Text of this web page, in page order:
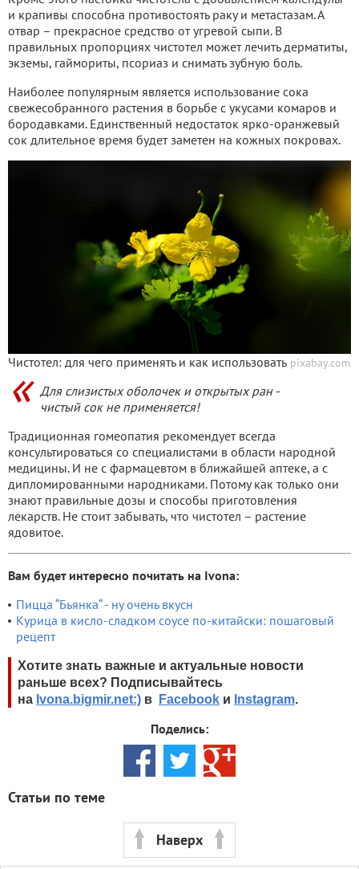
и крапивы способна противостоять раку и метастазам. А
отвар – прекрасное средство от угревой сыпи. В
правильных пропорциях чистотел может лечить дерматиты,
экземы, гаймориты, псориаз и снимать зубную боль.
Наиболее популярным является использование сока
свежесобранного растения в борьбе с укусами комаров и
бородавками. Единственный недостаток ярко-оранжевый
сок длительное время будет заметен на кожных покровах.
Чистотел: для чего применять и как использовать pixabay.com
Для слизистых оболочек и открытых ран -
чистый сок не применяется!
Традиционная гомеопатия рекомендует всегда
консультироваться со специалистами в области народной
медицины. И не с фармацевтом в ближайшей аптеке, а с
дипломированными народниками. Потому как только они
знают правильные дозы и способы приготовления
лекарств. Не стоит забывать, что чистотел – растение
ядовитое.
Вам будет интересно почитать на Ivona:
Пицца “Бьянка“ - ну очень вкусн
Курица в кисло-сладком соусе по-китайски: пошаговый
рецепт
Хотите знать важные и актуальные новости
раньше всех? Подписывайтесь
на Ivona.bigmir.net:) в Facebook и Instagram.
Поделись:
Статьи по теме
Наверх